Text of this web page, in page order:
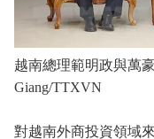
越南總理範明政與萬
Giang/TTXVN
對越南外商投資領域